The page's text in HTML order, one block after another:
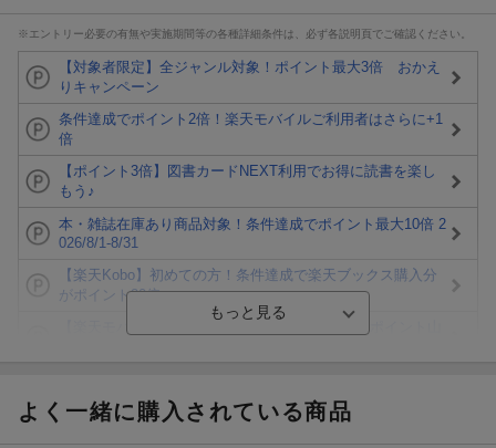
※エントリー必要の有無や実施期間等の各種詳細条件は、必ず各説明頁でご確認ください。
【対象者限定】全ジャンル対象！ポイント最大3倍 おかえ
りキャンペーン
条件達成でポイント2倍！楽天モバイルご利用者はさらに+1
倍
【ポイント3倍】図書カードNEXT利用でお得に読書を楽し
もう♪
本・雑誌在庫あり商品対象！条件達成でポイント最大10倍 2
026/8/1-8/31
【楽天Kobo】初めての方！条件達成で楽天ブックス購入分
がポイント20倍
ト山分け
よく一緒に購入されている商品